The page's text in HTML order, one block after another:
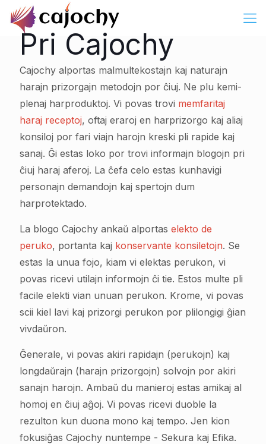
Pri Cajochy
Cajochy alportas malmultekostajn kaj naturajn
harajn prizorgajn metodojn por ĉiuj. Ne plu kemi-
plenaj harproduktoj. Vi povas trovi memfaritaj
haraj receptoj, oftaj eraroj en harprizorgo kaj aliaj
konsiloj por fari viajn harojn kreski pli rapide kaj
sanaj. Ĝi estas loko por trovi informajn blogojn pri
ĉiuj haraj aferoj. La ĉefa celo estas kunhavigi
personajn demandojn kaj spertojn dum
harprotektado.
La blogo Cajochy ankaŭ alportas elekto de
peruko, portanta kaj konservante konsiletojn. Se
estas la unua fojo, kiam vi elektas perukon, vi
povas ricevi utilajn informojn ĉi tie. Estos multe pli
facile elekti vian unuan perukon. Krome, vi povas
scii kiel lavi kaj prizorgi perukon por plilongigi ĝian
vivdaŭron.
Ĝenerale, vi povas akiri rapidajn (perukojn) kaj
longdaŭrajn (harajn prizorgojn) solvojn por akiri
sanajn harojn. Ambaŭ du manieroj estas amikaj al
homoj en ĉiuj aĝoj. Vi povas ricevi duoble la
rezulton kun duona mono kaj tempo. Jen kion
fokusiĝas Cajochy nuntempe - Sekura kaj Efika.